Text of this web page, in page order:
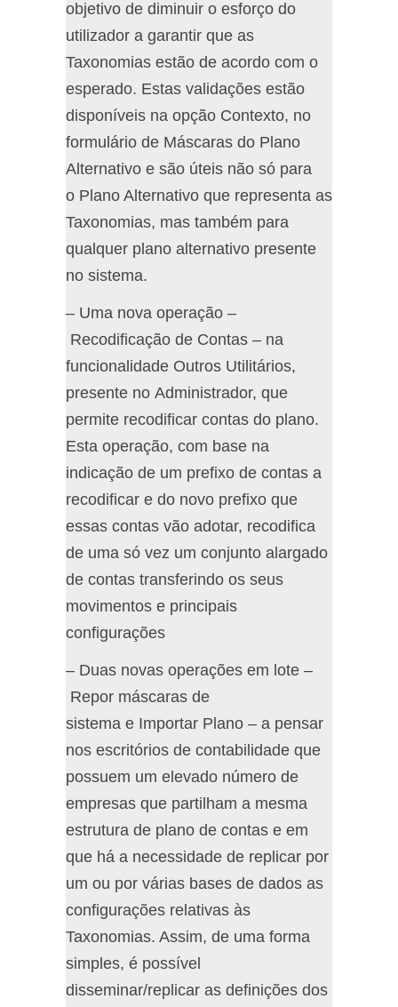
objetivo de diminuir o esforço do
utilizador a garantir que as
Taxonomias estão de acordo com o
esperado. Estas validações estão
disponíveis na opção Contexto, no
formulário de Máscaras do Plano
Alternativo e são úteis não só para
o Plano Alternativo que representa as
Taxonomias, mas também para
qualquer plano alternativo presente
no sistema.
– Uma nova operação –
Recodificação de Contas – na
funcionalidade Outros Utilitários,
presente no Administrador, que
permite recodificar contas do plano.
Esta operação, com base na
indicação de um prefixo de contas a
recodificar e do novo prefixo que
essas contas vão adotar, recodifica
de uma só vez um conjunto alargado
de contas transferindo os seus
movimentos e principais
configurações
– Duas novas operações em lote –
Repor máscaras de
sistema e Importar Plano – a pensar
nos escritórios de contabilidade que
possuem um elevado número de
empresas que partilham a mesma
estrutura de plano de contas e em
que há a necessidade de replicar por
um ou por várias bases de dados as
configurações relativas às
Taxonomias. Assim, de uma forma
simples, é possível
disseminar/replicar as definições dos